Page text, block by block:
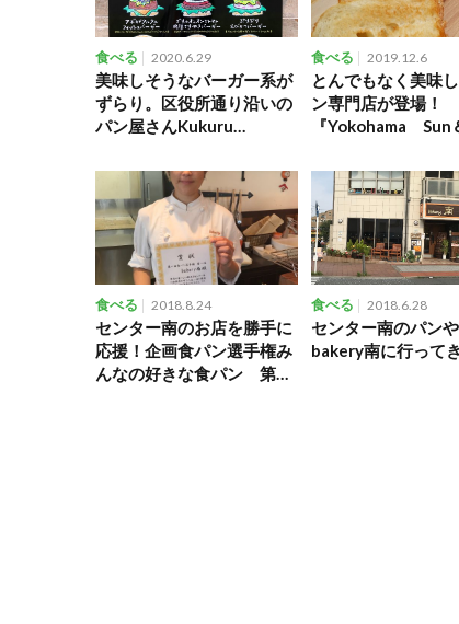
食べる 2020.6.29
美味しそうなバーガー系が
ずらり。区役所通り沿いの
パン屋さんKukuru
ー）
食べる 2019.12.6
とんでもなく美味
ン専門店が登場！
『Yokohama Sun
オープン！
食べる 2018.8.24
センター南のお店を勝手に
応援！企画食パン選手権み
んなの好きな食パン 第1
食べる 2018.6.28
センター南のパン
bakery南に行って